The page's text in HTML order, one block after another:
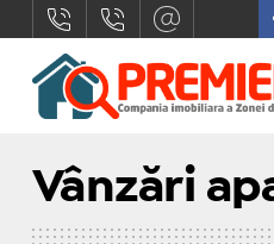
Vânzări